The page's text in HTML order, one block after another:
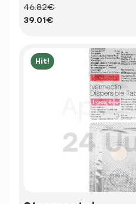
46.82€
39.01€
Hit!